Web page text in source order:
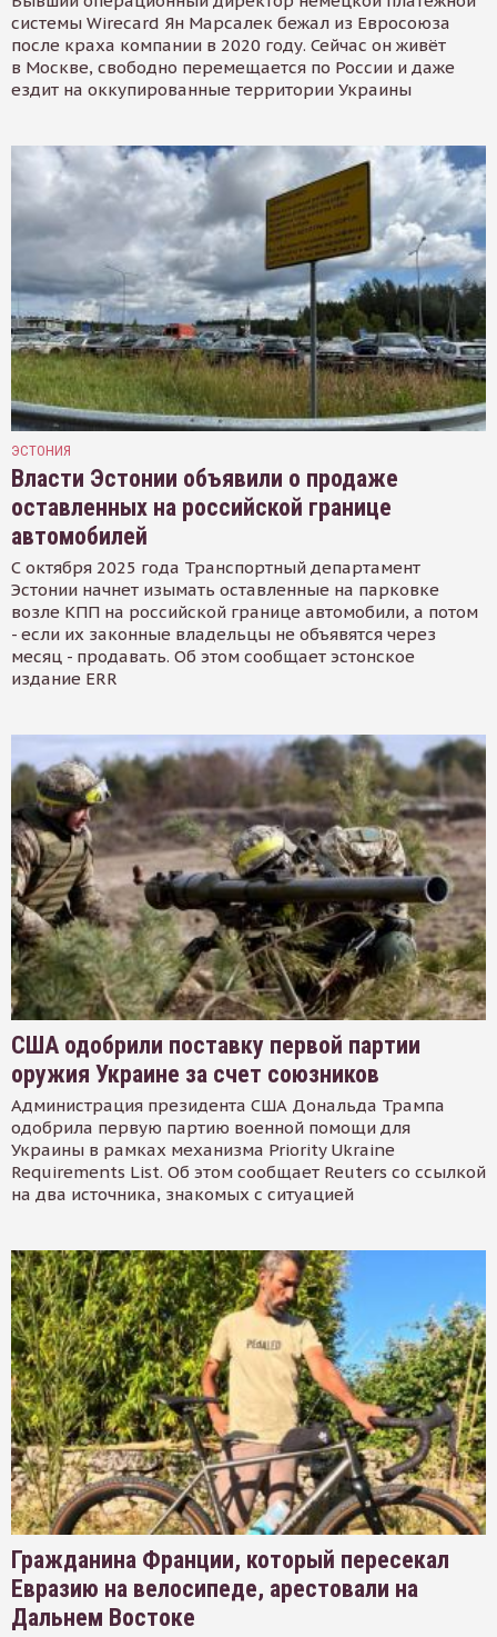
системы Wirecard Ян Марсалек бежал из Евросоюза
после краха компании в 2020 году. Сейчас он живёт
в Москве, свободно перемещается по России и даже
ездит на оккупированные территории Украины
ЭСТОНИЯ
Власти Эстонии объявили о продаже
оставленных на российской границе
автомобилей
С октября 2025 года Транспортный департамент
Эстонии начнет изымать оставленные на парковке
возле КПП на российской границе автомобили, а потом
- если их законные владельцы не объявятся через
месяц - продавать. Об этом сообщает эстонское
издание ERR
США одобрили поставку первой партии
оружия Украине за счет союзников
Администрация президента США Дональда Трампа
одобрила первую партию военной помощи для
Украины в рамках механизма Priority Ukraine
Requirements List. Об этом сообщает Reuters со ссылкой
на два источника, знакомых с ситуацией
Гражданина Франции, который пересекал
Евразию на велосипеде, арестовали на
Дальнем Востоке